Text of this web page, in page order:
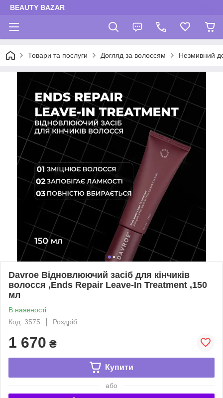
BEAUTY BAZAR
Товари та послуги Догляд за волоссям Незмивний
Davroe Відновлюючий засіб для кінчиків
волосся ,Ends Repair Leave-In Treatment ,150
мл
В наявності
Код: 3575
Роздріб
1 670 ₴
Купити
або